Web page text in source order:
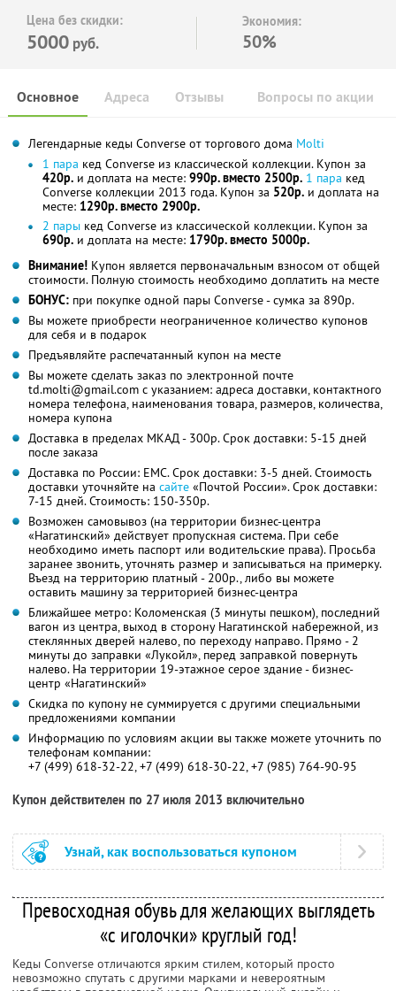
Цена без скидки:
5000 руб.
Экономия:
50%
Основное Отзывы Вопросы по акции
Адреса
Легендарные кеды Converse от торгового дома Molti
1 пара кед Converse из классической коллекции. Купон за
420р. и доплата на месте: 990р. вместо 2500р. 1 пара кед
Converse коллекции 2013 года. Купон за 520р. и доплата на
месте: 1290р. вместо 2900р.
2 пары кед Converse из классической коллекции. Купон за
690р. и доплата на месте: 1790р. вместо 5000р.
Внимание! Купон является первоначальным взносом от общей
стоимости. Полную стоимость необходимо доплатить на месте
БОНУС: при покупке одной пары Converse - сумка за 890р.
Вы можете приобрести неограниченное количество купонов
для себя и в подарок
Предъявляйте распечатанный купон на месте
Вы можете сделать заказ по электронной почте
td.molti@gmail.com с указанием: адреса доставки, контактного
номера телефона, наименования товара, размеров, количества,
номера купона
Доставка в пределах МКАД - 300р. Срок доставки: 5-15 дней
после заказа
Доставка по России: ЕМС. Срок доставки: 3-5 дней. Стоимость
доставки уточняйте на сайте «Почтой России». Срок доставки:
7-15 дней. Стоимость: 150-350р.
Возможен самовывоз (на территории бизнес-центра
«Нагатинский» действует пропускная система. При себе
необходимо иметь паспорт или водительские права). Просьба
заранее звонить, уточнять размер и записываться на примерку.
Въезд на территорию платный - 200р., либо вы можете
оставить машину за территорией бизнес-центра
Ближайшее метро: Коломенская (3 минуты пешком), последний
вагон из центра, выход в сторону Нагатинской набережной, из
стеклянных дверей налево, по переходу направо. Прямо - 2
минуты до заправки «Лукойл», перед заправкой повернуть
налево. На территории 19-этажное серое здание - бизнес-
центр «Нагатинский»
Скидка по купону не суммируется с другими специальными
предложениями компании
Информацию по условиям акции вы также можете уточнить по
телефонам компании:
+7 (499) 618-32-22, +7 (499) 618-30-22, +7 (985) 764-90-95
Купон действителен по 27 июля 2013 включительно
Узнай, как воспользоваться купоном
Превосходная обувь для желающих выглядеть
«с иголочки» круглый год!
Кеды Converse отличаются ярким стилем, который просто
невозможно спутать с другими марками и невероятным